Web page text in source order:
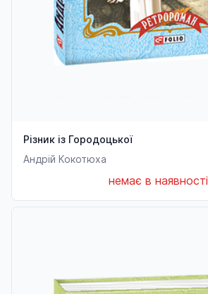
Різник із Городоцької
Андрій Кокотюха
немає в наявності